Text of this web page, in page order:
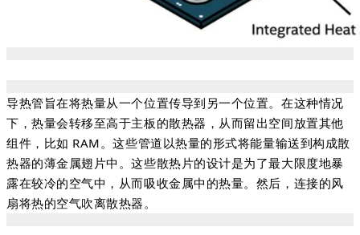
导热管旨在将热量从一个位置传导到另一个位置。在这种情况
下，热量会转移至高于主板的散热器，从而留出空间放置其他
组件，比如 RAM。这些管道以热量的形式将能量输送到构成散
热器的薄金属翅片中。这些散热片的设计是为了最大限度地暴
露在较冷的空气中，从而吸收金属中的热量。然后，连接的风
扇将热的空气吹离散热器。